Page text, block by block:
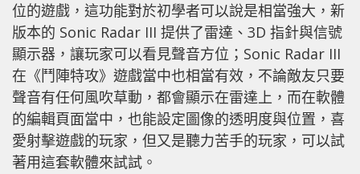
位的遊戲，這功能對於初學者可以說是相當強大，新
版本的 Sonic Radar III 提供了雷達、3D 指針與信號
顯示器，讓玩家可以看見聲音方位；Sonic Radar III
在《鬥陣特攻》遊戲當中也相當有效，不論敵友只要
聲音有任何風吹草動，都會顯示在雷達上，而在軟體
的編輯頁面當中，也能設定圖像的透明度與位置，喜
愛射擊遊戲的玩家，但又是聽力苦手的玩家，可以試
著用這套軟體來試試。